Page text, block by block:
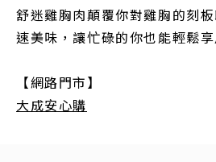
舒迷雞胸肉顛覆你對雞胸的刻
速美味，讓忙碌的你也能輕鬆享
【網路門市】
大成安心購